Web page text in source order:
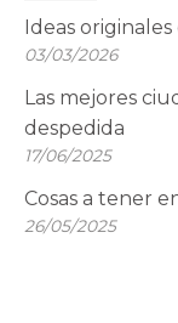
Ideas
03/03/2026
Las mejores
despedida
17/06/2025
Cosas a tener
26/05/2025